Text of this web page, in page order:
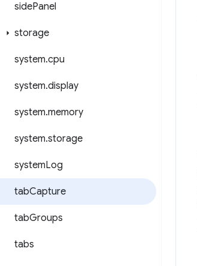
sidePanel
storage
system.cpu
system.display
system.memory
system.storage
systemLog
tabCapture
tabGroups
tabs